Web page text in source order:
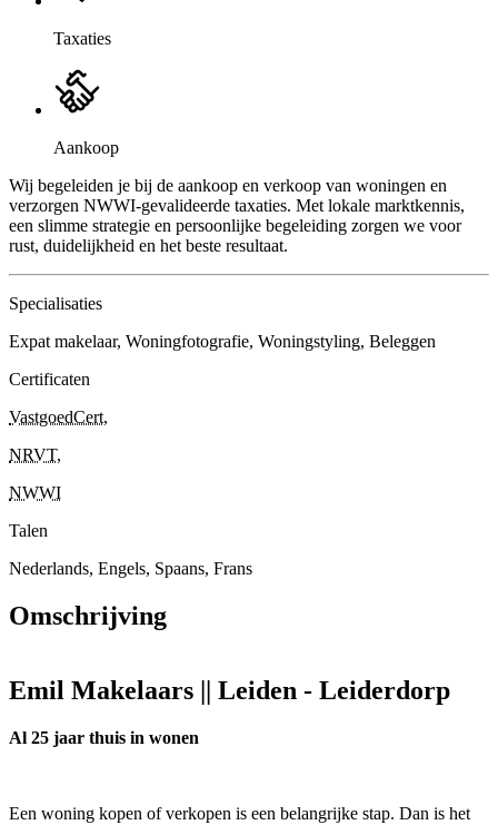
Taxaties
Aankoop
Wij begeleiden je bij de aankoop en verkoop van woningen en
verzorgen NWWI-gevalideerde taxaties. Met lokale marktkennis,
een slimme strategie en persoonlijke begeleiding zorgen we voor
rust, duidelijkheid en het beste resultaat.
Specialisaties
Expat makelaar, Woningfotografie, Woningstyling, Beleggen
Certificaten
VastgoedCert,
NRVT,
NWWI
Talen
Nederlands, Engels, Spaans, Frans
Omschrijving
Emil Makelaars || Leiden - Leiderdorp
Al 25 jaar thuis in wonen
Een woning kopen of verkopen is een belangrijke stap. Dan is het